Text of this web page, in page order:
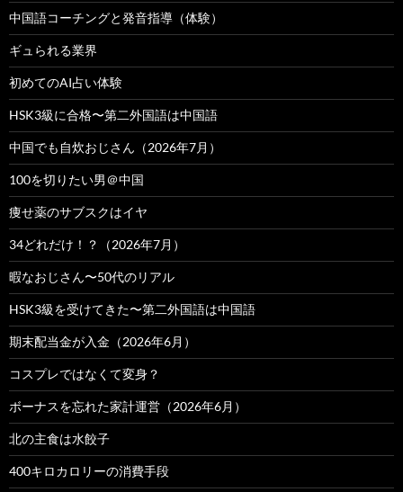
中国語コーチングと発音指導（体験）
ギュられる業界
初めてのAI占い体験
HSK3級に合格〜第二外国語は中国語
中国でも自炊おじさん（2026年7月）
100を切りたい男＠中国
痩せ薬のサブスクはイヤ
34どれだけ！？（2026年7月）
暇なおじさん〜50代のリアル
HSK3級を受けてきた〜第二外国語は中国語
期末配当金が入金（2026年6月）
コスプレではなくて変身？
ボーナスを忘れた家計運営（2026年6月）
北の主食は水餃子
400キロカロリーの消費手段